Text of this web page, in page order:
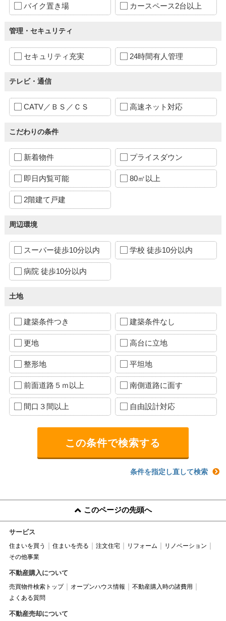
バイク置き場 カースペース2台以上
管理・セキュリティ
セキュリティ充実 24時間有人管理
テレビ・通信
CATV／ＢＳ／ＣＳ 高速ネット対応
こだわりの条件
新着物件 プライスダウン
即日内覧可能 80㎡以上
2階建て戸建
周辺環境
スーパー徒歩10分以内 学校 徒歩10分以内
病院 徒歩10分以内
土地
建築条件つき 建築条件なし
更地 高台に立地
整形地 平坦地
前面道路５ｍ以上 南側道路に面す
間口３間以上 自由設計対応
条件を指定し直して検索
このページの先頭へ
サービス
住まいを買う 住まいを売る 注文住宅 リフォーム
リノベーション
その他事業
不動産購入について
売買物件検索トップ オープンハウス情報
不動産購入時の諸費用
よくある質問
不動産売却について